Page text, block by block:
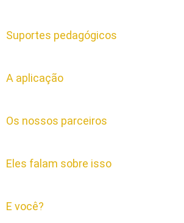
Suportes pedagógicos
A aplicação
Os nossos parceiros
Eles falam sobre isso
E você?